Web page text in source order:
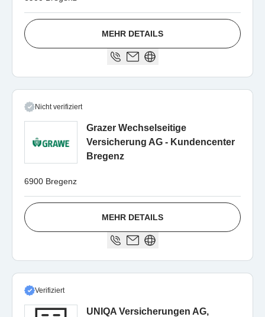
MEHR DETAILS
Nicht verifiziert
Grazer Wechselseitige
Versicherung AG - Kundencenter
Bregenz
6900 Bregenz
MEHR DETAILS
Verifiziert
UNIQA Versicherungen AG,